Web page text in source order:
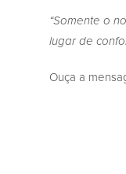
“Somente o
lugar de
Ouça a